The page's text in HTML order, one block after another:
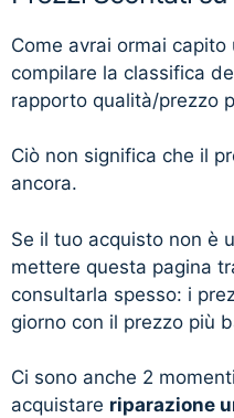
Come avrai ormai
compilare la classifica
rapporto qualità/prezzo
Ciò non significa che il
ancora.
Se il tuo acquisto non è
mettere questa pagina
consultarla spesso: i
giorno con il prezzo più
Ci sono anche 2
acquistare riparazione